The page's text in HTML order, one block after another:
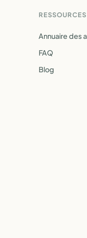
RESSOURCES
Annuaire des
FAQ
Blog